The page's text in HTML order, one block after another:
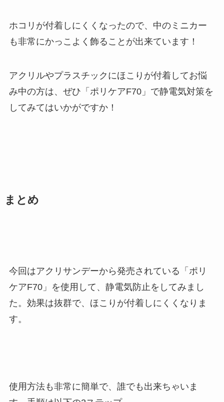
ホコリが付着しにくくなったので、中のミニカー
も非常にかっこよく飾ることが出来ています！
アクリルやプラスチックにほこりが付着してお悩
み中の方は、ぜひ「ポリケアF70」で静電気対策を
してみてはいかがですか！
まとめ
今回はアクリサンデーから発売されている「ポリ
ケアF70」を使用して、静電気防止をしてみまし
た。効果は抜群で、ほこりが付着しにくくなりま
す。
使用方法も非常に簡単で、誰でも出来ちゃいま